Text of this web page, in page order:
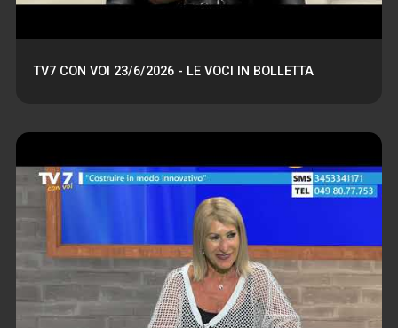
TV7 CON VOI 23/6/2026 - LE VOCI IN BOLLETTA